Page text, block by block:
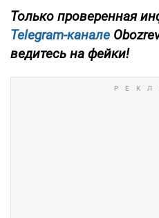
Только проверенная
Telegram-канале
ведитесь на фейки!